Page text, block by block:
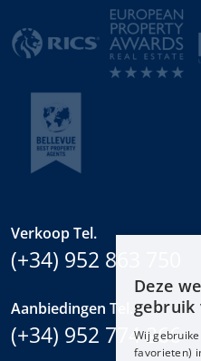
Verkoop Tel.
(+34) 952 863 750
Aanbiedingen Tel.
(+34) 952 774 266
Deze
gebruik
Wij
favorieten)